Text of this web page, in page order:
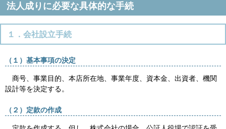
法人成りに必要な具体的な手続
１．会社設立手続
（１）基本事項の決定
商号、事業目的、本店所在地、事業年度、資本金、出資者、機関
設計等を決定する。
（２）定款の作成